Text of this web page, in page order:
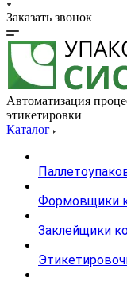
Заказать звонок
Автоматизация
этикетировки
Каталог
Формовщики
Заклейщики